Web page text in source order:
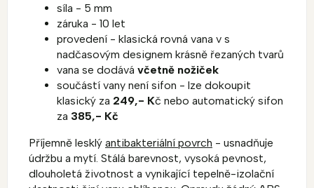
síla - 5 mm
záruka - 10 let
provedení - klasická rovná vana v s
nadčasovým designem krásně řezaných tvarů
vana se dodává včetně nožiček
součástí vany není sifon - lze dokoupit
klasický za 249,- Kč nebo automatický sifon
za 385,- Kč
Příjemně lesklý antibakteriální povrch - usnadňuje
údržbu a mytí. Stálá barevnost, vysoká pevnost,
dlouholetá životnost a vynikající tepelně-izolační